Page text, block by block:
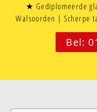
★ Gediplomeerde
Walsoorden | Scherpe
Bel: